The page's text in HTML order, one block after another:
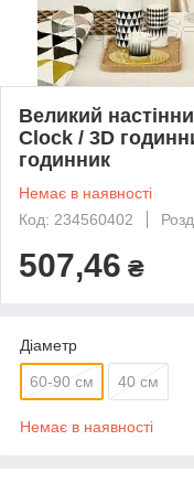
Великий
Clock / 3D
годинник
Немає в наявності
Код: 234560402
507,46 ₴
Діаметр
60-90 см 40 см
Немає в наявності